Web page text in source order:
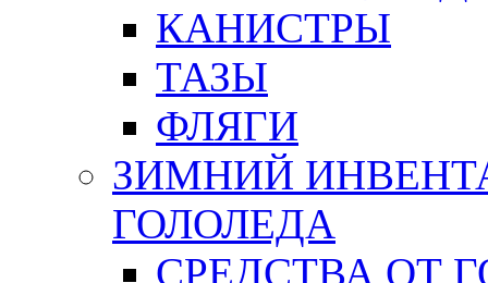
КАНИСТРЫ
ТАЗЫ
ФЛЯГИ
ЗИМНИЙ
ГОЛОЛЕДА
СРЕДСТВА ОТ